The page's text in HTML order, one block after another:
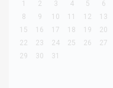
1 2 3 4 5 6
8
9 10 11 12 13
15
16 17 18 19 20
22
23 24 25 26 27
29
30 31